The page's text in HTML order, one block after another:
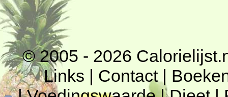
© 2005 - 2026
Links | Contact|